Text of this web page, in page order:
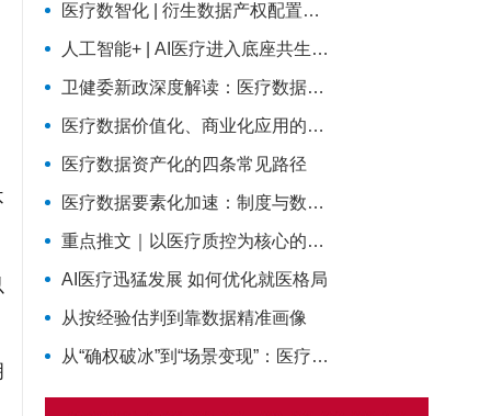
医疗数智化 | 衍生数据产权配置：激活医疗数据价值的关键规则
人工智能+ | AI医疗进入底座共生时代，从单点智能走向全域协同
卫健委新政深度解读：医疗数据不缺存量，缺可复用的高质量数据集
医疗数据价值化、商业化应用的合规安全路径
医疗数据资产化的四条常见路径
医疗数据要素化加速：制度与数据“双轮驱动”下的机遇与挑战
重点推文｜以医疗质控为核心的医院数据治理体系建设探索
AI医疗迅猛发展 如何优化就医格局
从按经验估判到靠数据精准画像
从“确权破冰”到“场景变现”：医疗数据运营的最新国家级信号研判